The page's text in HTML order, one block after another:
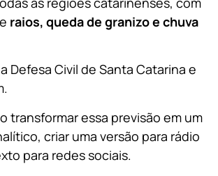
raios, queda de granizo e chuva
Defesa Civil de Santa Catarina e
transformar essa previsão em um
criar uma versão para rádio
para redes sociais.